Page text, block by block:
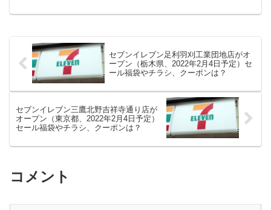
セブンイレブン足利羽刈工業団地店がオ
ープン（栃木県、2022年2月4日予定）セ
ール福袋やチラシ、クーポンは？
セブンイレブン三鷹北野吉祥寺通り店が
オープン（東京都、2022年2月4日予定）
セール福袋やチラシ、クーポンは？
コメント